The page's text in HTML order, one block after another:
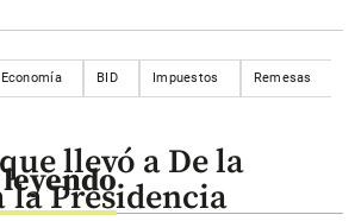
Economía BID Impuestos Remesas
llevó a De la
la Presidencia